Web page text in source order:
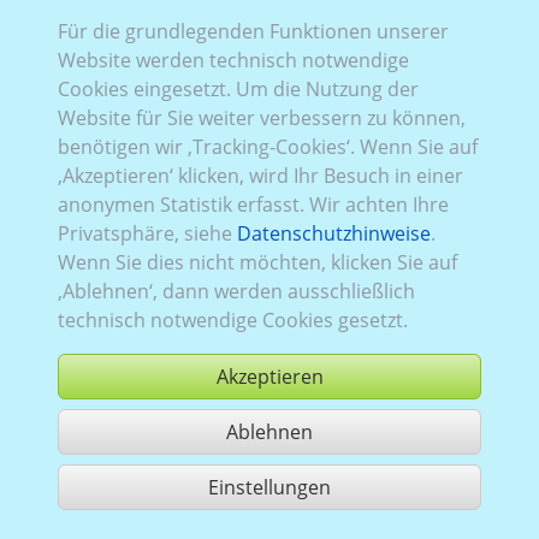
VW_693 (2D/3D):Baureihe T6.1,2019–2024
Heckflügeltüren, Verglasung Linksverblecht
verblecht, Heck verglast
kaufen
1 Treffer teilen
Für die grundlegenden Funktionen unserer
Website werden technisch notwendige
Cookies eingesetzt. Um die Nutzung der
Website für Sie weiter verbessern zu können,
benötigen wir ‚Tracking-Cookies‘. Wenn Sie auf
‚Akzeptieren‘ klicken, wird Ihr Besuch in einer
anonymen Statistik erfasst. Wir achten Ihre
Privatsphäre, siehe Datenschutzhinweise.
Wenn Sie dies nicht möchten, klicken Sie auf
‚Ablehnen‘, dann werden ausschließlich
technisch notwendige Cookies gesetzt.
Akzeptieren
Ablehnen
Einstellungen